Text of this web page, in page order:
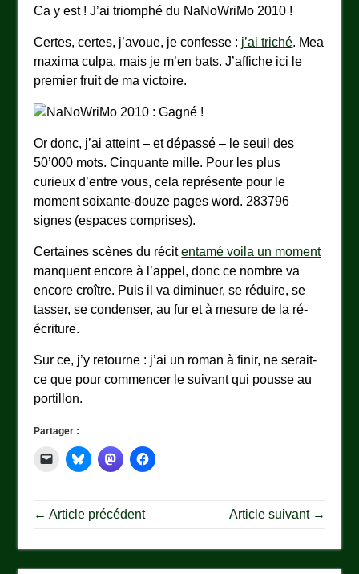
Ca y est ! J’ai triomphé du NaNoWriMo 2010 !
Certes, certes, j’avoue, je confesse : j’ai triché. Mea
maxima culpa, mais je m’en bats. J’affiche ici le
premier fruit de ma victoire.
Or donc, j’ai atteint – et dépassé – le seuil des
50’000 mots. Cinquante mille. Pour les plus
curieux d’entre vous, cela représente pour le
moment soixante-douze pages word. 283796
signes (espaces comprises).
Certaines scènes du récitentamé voila un moment
manquent encore à l’appel, donc ce nombre va
encore croître. Puis il va diminuer, se réduire, se
tasser, se condenser, au fur et à mesure de la ré-
écriture.
Sur ce, j’y retourne : j’ai un roman à finir, ne serait-
ce que pour commencer le suivant qui pousse au
portillon.
Partager :
← Article précédent Article suivant →